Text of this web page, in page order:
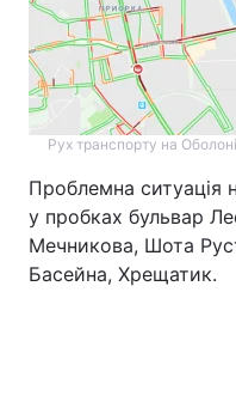
Рух транспорту на
Проблемна ситуація
у пробках бульвар
Мечникова, Шота
Басейна, Хрещатик.